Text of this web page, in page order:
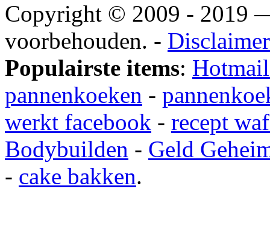
Copyright © 2009 - 2019
voorbehouden. - Disclaimer
Populairste items:
pannenkoeken -
werkt facebook - recept
Bodybuilden - Geld
- cake bakken.